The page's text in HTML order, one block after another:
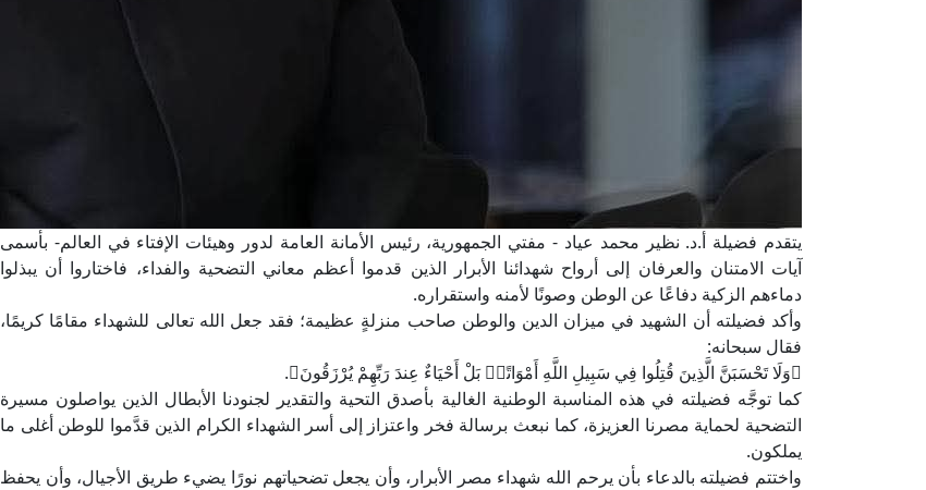
يتقدم فضيلة أ.د. نظير محمد عياد - مفتي الجمهورية، رئيس الأمانة العامة لدور وهيئات الإفتاء في العالم- بأسمى
آيات الامتنان والعرفان إلى أرواح شهدائنا الأبرار الذين قدموا أعظم معاني التضحية والفداء، فاختاروا أن يبذلوا
دماءهم الزكية دفاعًا عن الوطن وصونًا لأمنه واستقراره.
وأكد فضيلته أن الشهيد في ميزان الدين والوطن صاحب منزلةٍ عظيمة؛ فقد جعل الله تعالى للشهداء مقامًا كريمًا،
فقال سبحانه:
﴿وَلَا تَحْسَبَنَّ الَّذِينَ قُتِلُوا فِي سَبِيلِ اللَّهِ أَمْوَاتًاۚ بَلْ أَحْيَاءٌ عِندَ رَبِّهِمْ يُرْزَقُونَ﴾.
كما توجَّه فضيلته في هذه المناسبة الوطنية الغالية بأصدق التحية والتقدير لجنودنا الأبطال الذين يواصلون مسيرة
التضحية لحماية مصرنا العزيزة، كما نبعث برسالة فخر واعتزاز إلى أسر الشهداء الكرام الذين قدَّموا للوطن أغلى ما
يملكون.
واختتم فضيلته بالدعاء بأن يرحم الله شهداء مصر الأبرار، وأن يجعل تضحياتهم نورًا يضيء طريق الأجيال، وأن يحفظ